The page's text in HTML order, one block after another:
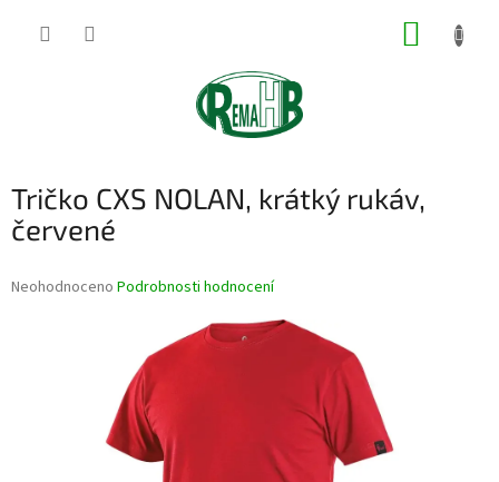
Tričko CXS NOLAN, krátký rukáv,
červené
Průměrné
Neohodnoceno Podrobnosti hodnocení